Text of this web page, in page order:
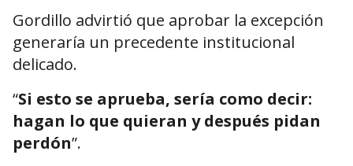
Gordillo advirtió que aprobar la excepción
generaría un precedente institucional
delicado.
“Si esto se aprueba, sería como decir:
hagan lo que quieran y después pidan
perdón”.